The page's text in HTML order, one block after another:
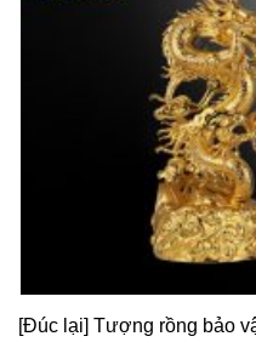
[Đúc lại] Tượng rồng bảo